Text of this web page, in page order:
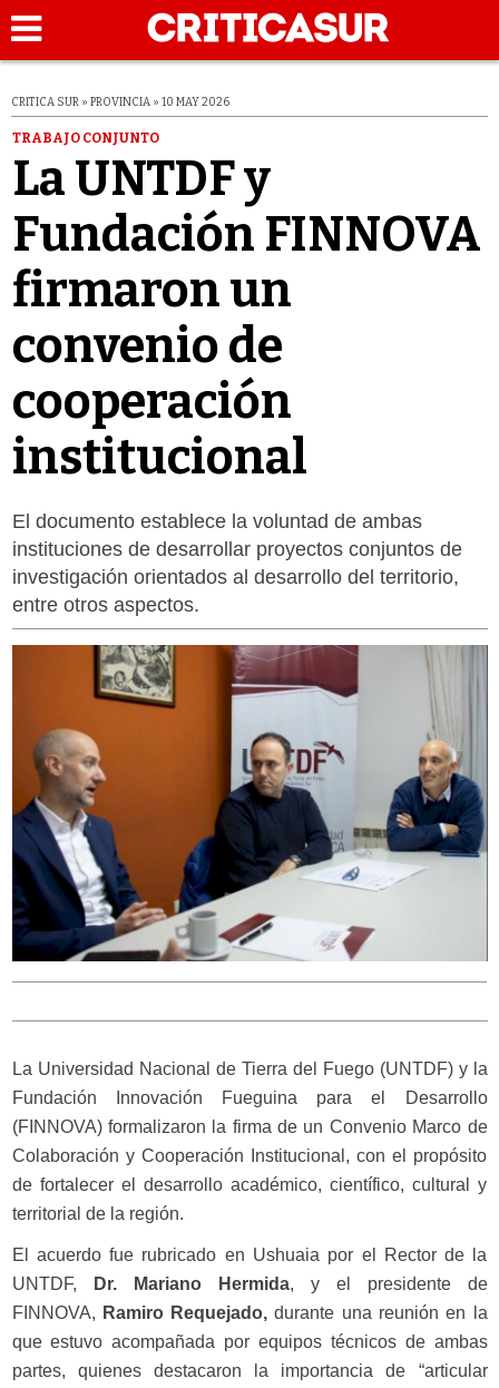
CRITICA SUR » PROVINCIA » 10 MAY 2026
TRABAJO CONJUNTO
La UNTDF y
Fundación FINNOVA
firmaron un
convenio de
cooperación
institucional
El documento establece la voluntad de ambas
instituciones de desarrollar proyectos conjuntos de
investigación orientados al desarrollo del territorio,
entre otros aspectos.
La Universidad Nacional de Tierra del Fuego (UNTDF) y la
Fundación Innovación Fueguina para el Desarrollo
(FINNOVA) formalizaron la firma de un Convenio Marco de
Colaboración y Cooperación Institucional, con el propósito
de fortalecer el desarrollo académico, científico, cultural y
territorial de la región.
El acuerdo fue rubricado en Ushuaia por el Rector de la
UNTDF,
Dr. Mariano Hermida, y el presidente de
FINNOVA, Ramiro Requejado, durante una reunión en la
que estuvo acompañada por equipos técnicos de ambas
partes, quienes destacaron la importancia de “articular